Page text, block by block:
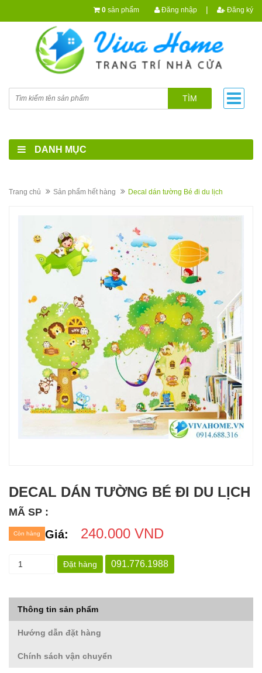
0 sản phẩm Đăng nhập | Đăng ký
TÌM
DANH MỤC
Trang chủ Sản phẩm hết hàng Decal dán tường Bé đi du lịch
DECAL DÁN TƯỜNG BÉ ĐI DU LỊCH
MÃ SP :
Giá: 240.000 VND
Còn hàng
Đặt hàng 091.776.1988
Thông tin sản phẩm
Hướng dẫn đặt hàng
Chính sách vận chuyển